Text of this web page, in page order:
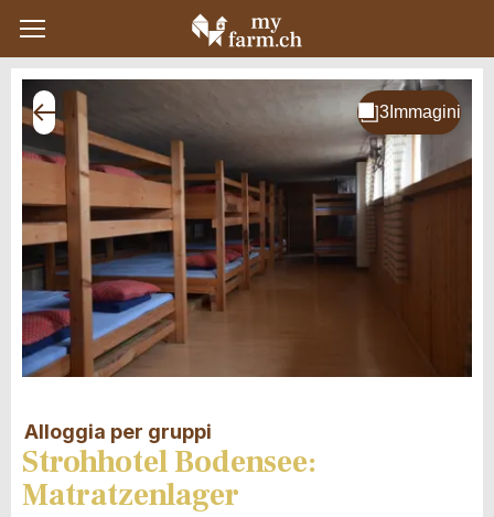
Alloggia per gruppi
Strohhotel Bodensee:
Matratzenlager